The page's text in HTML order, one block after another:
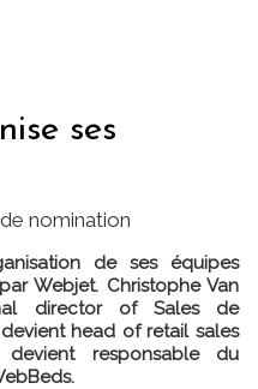
ses
nomination
de ses équipes
Webjet. Christophe Van
director of Sales de
head of retail sales
responsable du